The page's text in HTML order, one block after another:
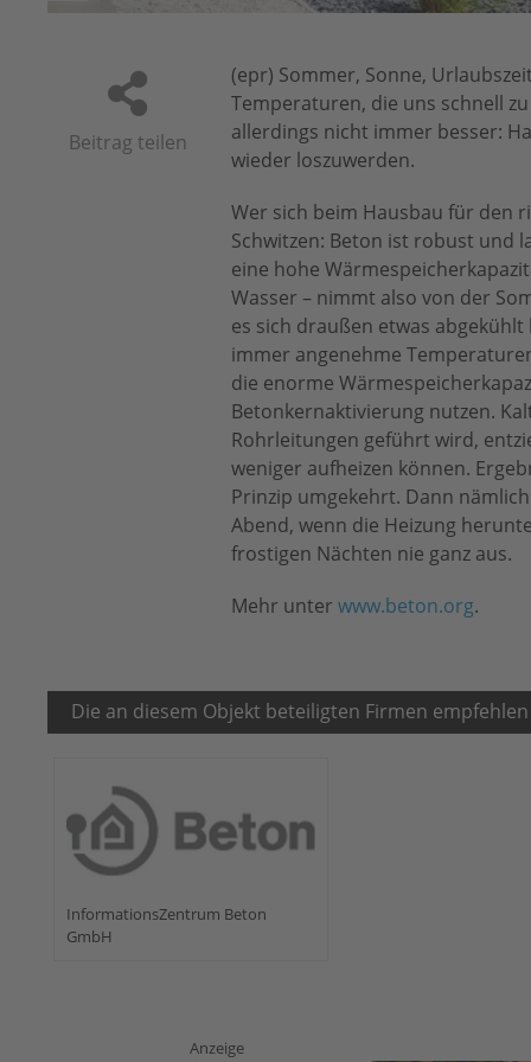
Beitrag teilen
(epr) Sommer, Sonne,
Temperaturen, die uns schnell
allerdings nicht immer besser:
wieder loszuwerden.
Wer sich beim Hausbau für den
Schwitzen: Beton ist robust und
eine hohe
Wasser – nimmt also von der
es sich draußen etwas
immer angenehme
die enorme
Betonkernaktivierung nutzen.
Rohrleitungen geführt wird,
weniger aufheizen können.
Prinzip umgekehrt. Dann
Abend, wenn die Heizung
frostigen Nächten nie ganz aus.
Mehr unter www.beton.org.
Die an diesem Objekt beteiligten Firmen
InformationsZentrum Beton
GmbH
Anzeige